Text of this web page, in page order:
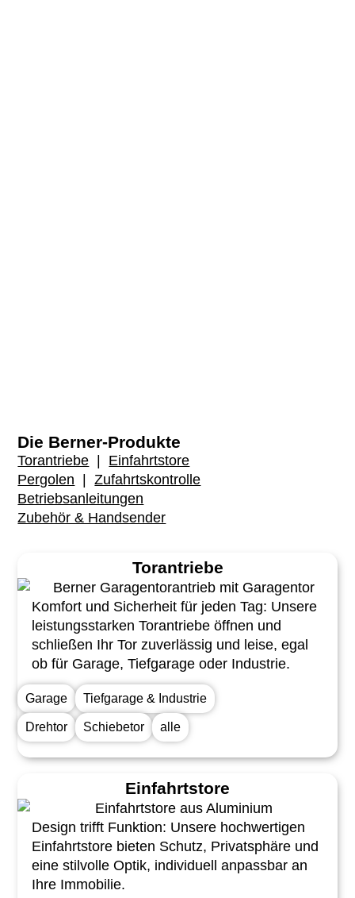
Die Berner-Produkte
Torantriebe | Einfahrtstore
Pergolen |Zufahrtskontrolle
Betriebsanleitungen
Zubehör & Handsender
Torantriebe
Komfort und Sicherheit für jeden Tag: Unsere
leistungsstarken Torantriebe öffnen und
schließen Ihr Tor zuverlässig und leise, egal
ob für Garage, Tiefgarage oder Industrie.
Garage Tiefgarage & Industrie
Drehtor Schiebetor alle
Einfahrtstore
Design trifft Funktion: Unsere hochwertigen
Einfahrtstore bieten Schutz, Privatsphäre und
eine stilvolle Optik, individuell anpassbar an
Ihre Immobilie.